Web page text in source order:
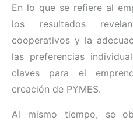
En lo que se refiere al
los resultados
cooperativos y la
las preferencias
claves para el
creación de PYMES.
Al mismo tiempo, se